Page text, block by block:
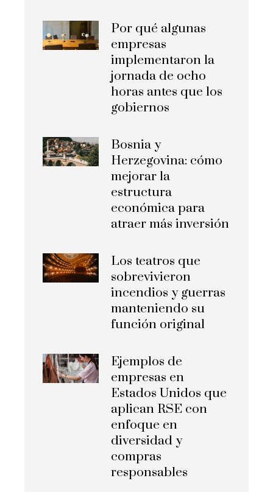
Por qué algunas
empresas
implementaron la
jornada de ocho
horas antes que los
gobiernos
Bosnia y
Herzegovina: cómo
mejorar la
estructura
económica para
atraer más inversión
Los teatros que
sobrevivieron
incendios y guerras
manteniendo su
función original
Ejemplos de
empresas en
Estados Unidos que
aplican RSE con
enfoque en
diversidad y
compras
responsables